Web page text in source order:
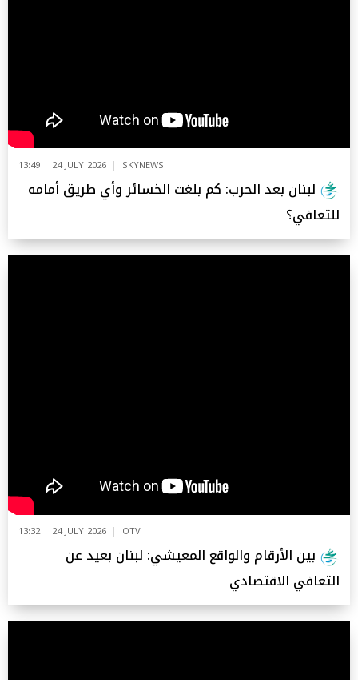
13:49 | 24 JULY 2026 SKYNEWS
لبنان بعد الحرب: كم بلغت الخسائر وأي طريق أمامه
للتعافي؟
13:32 | 24 JULY 2026 OTV
بين الأرقام والواقع المعيشي: لبنان بعيد عن
التعافي الاقتصادي